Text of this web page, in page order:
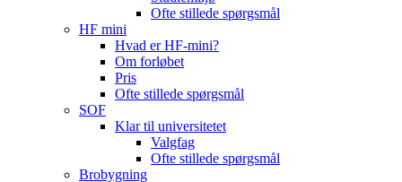
Ofte stillede spørgsmål
HF mini
Hvad er HF-mini?
Om forløbet
Pris
Ofte stillede spørgsmål
SOF
Klar til universitetet
Valgfag
Ofte stillede spørgsmål
Brobygning